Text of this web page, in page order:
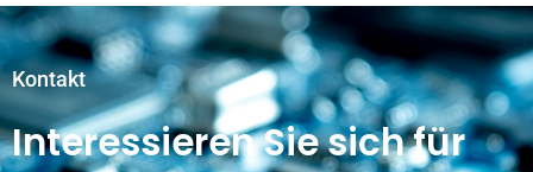
Kontakt
Interessieren Sie sich für